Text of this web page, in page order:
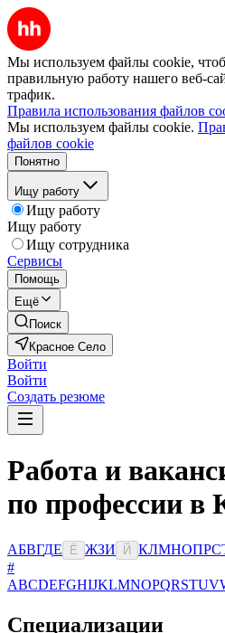
Мы используем файлы cookie,
правильную работу нашего веб-
трафик.
Правила использования файлов
Мы используем файлы cookie.
файлов cookie
Понятно
Ищу работу
Ищу работу
Ищу работу
Ищу сотрудника
Сервисы
Помощь
Ещё
Поиск
Красное Село
Войти
Войти
Создать резюме
Работа и
по профессии в
АБВГДЕ Ё ЖЗИ Й КЛМНОПРС
#
ABCDEFGHIJKLMNOPQRSTUV
Специализации